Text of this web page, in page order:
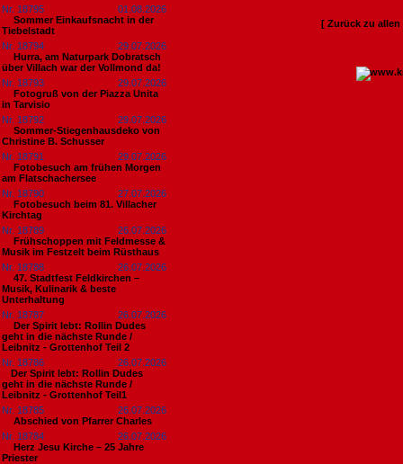
Nr. 18795
01.08.2026
Sommer Einkaufsnacht in der
Tiebelstadt
Nr. 18794
29.07.2026
Hurra, am Naturpark Dobratsch
über Villach war der Vollmond da!
Nr. 18793
29.07.2026
Fotogruß von der Piazza Unita
in Tarvisio
Nr. 18792
29.07.2026
Sommer-Stiegenhausdeko von
Christine B. Schusser
Nr. 18791
29.07.2026
Fotobesuch am frühen Morgen
am Flatschachersee
Nr. 18790
27.07.2026
Fotobesuch beim 81. Villacher
Kirchtag
Nr. 18789
26.07.2026
Frühschoppen mit Feldmesse &
Musik im Festzelt beim Rüsthaus
Nr. 18788
26.07.2026
47. Stadtfest Feldkirchen –
Musik, Kulinarik & beste
Unterhaltung
Nr. 18787
26.07.2026
Der Spirit lebt: Rollin Dudes
geht in die nächste Runde /
Leibnitz - Grottenhof Teil 2
Nr. 18786
26.07.2026
​Der Spirit lebt: Rollin Dudes
geht in die nächste Runde /
Leibnitz - Grottenhof Teil1
Nr. 18785
26.07.2026
Abschied von Pfarrer Charles
Nr. 18784
26.07.2026
Herz Jesu Kirche – 25 Jahre
Priester
[ Zurück zu